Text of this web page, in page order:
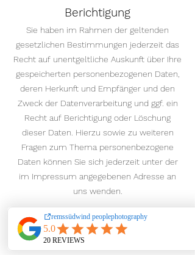
Berichtigung
Sie haben im Rahmen der geltenden
gesetzlichen Bestimmungen jederzeit das
Recht auf unentgeltliche Auskunft über Ihre
gespeicherten personenbezogenen Daten,
deren Herkunft und Empfänger und den
Zweck der Datenverarbeitung und ggf. ein
Recht auf Berichtigung oder Löschung
dieser Daten. Hierzu sowie zu weiteren
Fragen zum Thema personenbezogene
Daten können Sie sich jederzeit unter der
im Impressum angegebenen Adresse an
uns wenden.
Recht auf Einschränkung der
Verarbeitung